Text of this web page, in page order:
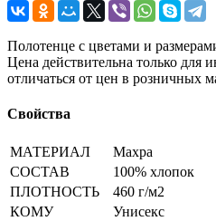
Полотенце с цветами и
Цена действительна только для
отличаться от цен в розничных
Свойства
МАТЕРИАЛ
Махра
СОСТАВ
100% хлопок
ПЛОТНОСТЬ
460 г/м2
КОМУ
Унисекс